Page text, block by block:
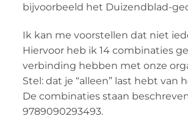
bijvoorbeeld het Duizendblad-
Ik kan me voorstellen dat niet
Hiervoor heb ik 14 combinaties
verbinding hebben met onze
Stel: dat je “alleen” last hebt
De combinaties staan
9789090293493.